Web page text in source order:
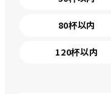
80杯以内
120杯以内